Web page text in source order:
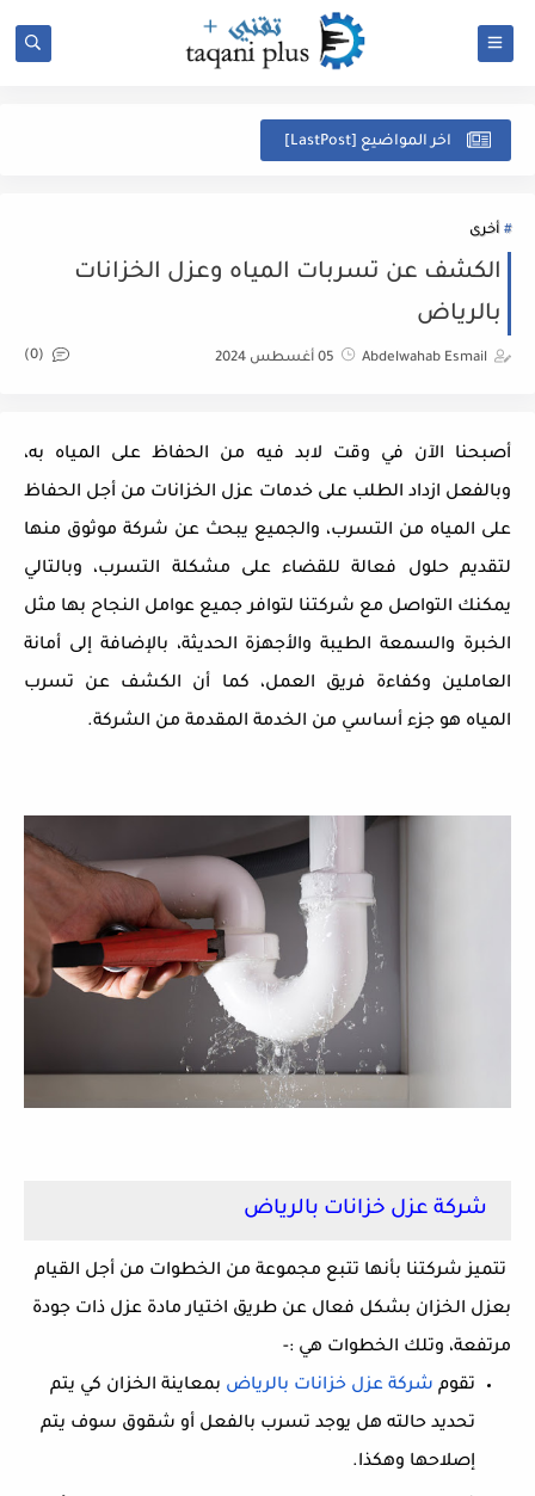
اخر المواضيع [LastPost]
أخرى
الكشف عن تسربات المياه وعزل الخزانات
بالرياض
Abdelwahab Esmail 05 أغسطس 2024 (0)
أصبحنا الآن في وقت لابد فيه من الحفاظ على المياه به،
وبالفعل ازداد الطلب على خدمات عزل الخزانات من أجل الحفاظ
على المياه من التسرب، والجميع يبحث عن شركة موثوق منها
لتقديم حلول فعالة للقضاء على مشكلة التسرب، وبالتالي
يمكنك التواصل مع شركتنا لتوافر جميع عوامل النجاح بها مثل
الخبرة والسمعة الطيبة والأجهزة الحديثة، بالإضافة إلى أمانة
العاملين وكفاءة فريق العمل، كما أن الكشف عن تسرب
المياه هو جزء أساسي من الخدمة المقدمة من الشركة.
شركة عزل خزانات بالرياض
تتميز شركتنا بأنها تتبع مجموعة من الخطوات من أجل القيام
بعزل الخزان بشكل فعال عن طريق اختيار مادة عزل ذات جودة
مرتفعة، وتلك الخطوات هي :-
تقوم شركة عزل خزانات بالرياض بمعاينة الخزان كي يتم
تحديد حالته هل يوجد تسرب بالفعل أو شقوق سوف يتم
إصلاحها وهكذا.